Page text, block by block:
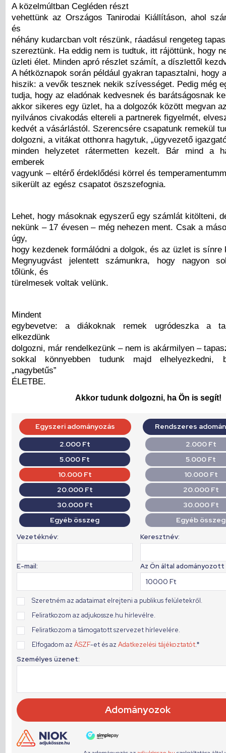
A közelmúltban Cegléden részt
vehettünk az Országos Tanirodai Kiállításon, ahol
és
néhány kudarcban volt részünk, ráadásul rengeteg
szereztünk. Ha eddig nem is tudtuk, itt rájöttünk, hogy
üzleti élet. Minden apró részlet számít, a díszlettől
A hétköznapok során például gyakran tapasztalni, hogy
hiszik: a vevők tesznek nekik szívességet. Pedig még
tudja, hogy az eladónak kedvesnek és barátságosnak
akkor sikeres egy üzlet, ha a dolgozók között megvan
nyilvános civakodás eltereli a partnerek figyelmét,
kedvét a vásárlástól. Szerencsére csapatunk remekül
dolgozni, a vitákat otthonra hagytuk, „ügyvezető
minden helyzetet rátermetten kezelt. Bár mind a
emberek
vagyunk – eltérő érdeklődési körrel és
sikerült az egész csapatot öszszefognia.
Lehet, hogy másoknak egyszerű egy számlát kitölteni,
nekünk – 17 évesen – még nehezen ment. Csak a
úgy,
hogy kezdenek formálódni a dolgok, és az üzlet is sínre
Megnyugvást jelentett számunkra, hogy nagyon
tőlünk, és
türelmesek voltak velünk.
Mindent
egybevetve: a diákoknak remek ugródeszka a
elkezdünk
dolgozni, már rendelkezünk – nem is akármilyen –
sokkal könnyebben tudunk majd elhelyezkedni,
„nagybetűs”
ÉLETBE.
Akkor tudunk dolgozni, ha Ön is segít!